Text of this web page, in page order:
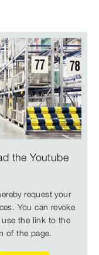
the Youtube
request your
You can revoke
the link to the
of the page.